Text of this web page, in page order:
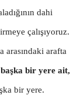
dahi
çalışıyoruz.
arafta
başka bir yere ait,
bir yere.